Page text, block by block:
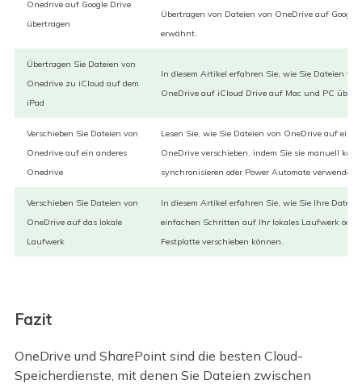
Onedrive auf Google Drive
übertragen
Übertragen von Dateien von OneDrive auf Google
erwähnt.
Übertragen Sie Dateien von
Onedrive zu iCloud auf dem
iPad
In diesem Artikel erfahren Sie, wie Sie Dateien von
OneDrive auf iCloud Drive auf Mac und PC
Verschieben Sie Dateien von
Onedrive auf ein anderes
Onedrive
Lesen Sie, wie Sie Dateien von OneDrive auf ein
OneDrive verschieben, indem Sie sie manuell
synchronisieren oder Power Automate verwenden.
Verschieben Sie Dateien von
OneDrive auf das lokale
Laufwerk
In diesem Artikel erfahren Sie, wie Sie Ihre
einfachen Schritten auf Ihr lokales Laufwerk oder
Festplatte verschieben können.
Fazit
OneDrive und SharePoint sind die besten Cloud-
Speicherdienste, mit denen Sie Dateien zwischen